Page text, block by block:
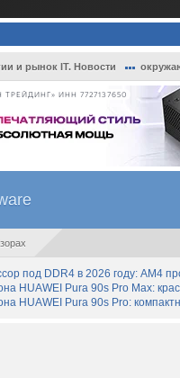
и рынок IT. Новости
ИНН 7727137650
под DDR4 в 2026 году: AM4
HUAWEI Pura 90s Pro Max:
HUAWEI Pura 90s Pro: